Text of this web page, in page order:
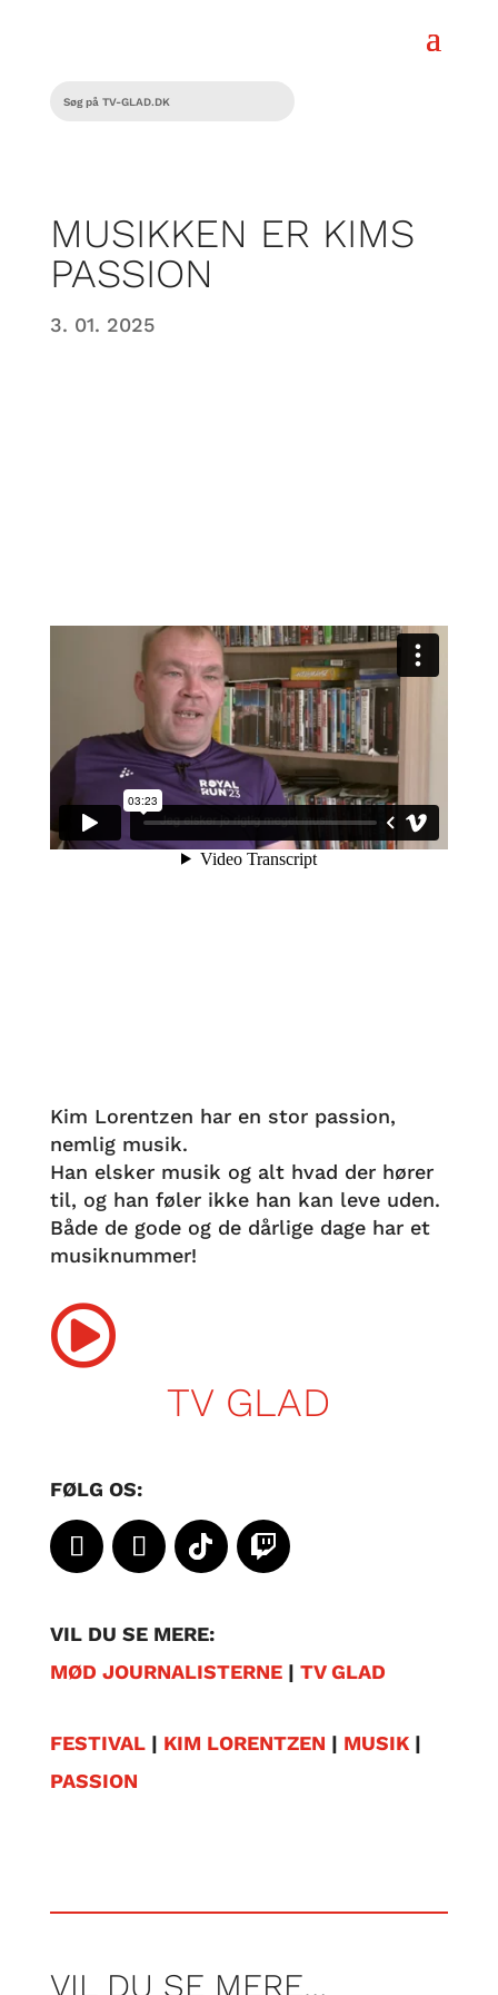
MUSIKKEN ER KIMS
PASSION
3. 01. 2025
Kim Lorentzen har en stor passion,
nemlig musik.
Han elsker musik og alt hvad der hører
til, og han føler ikke han kan leve uden.
Både de gode og de dårlige dage har et
musiknummer!

TV GLAD
FØLG OS:
VIL DU SE MERE:
MØD JOURNALISTERNE| TV GLAD
FESTIVAL| KIM LORENTZEN | MUSIK|
PASSION
VIL DU SE MERE…